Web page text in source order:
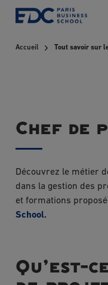
Aller
principal
Accueil Tout savoir sur
Chef de
Découvrez le métier
dans la gestion des
et formations
School.
Qu’est-